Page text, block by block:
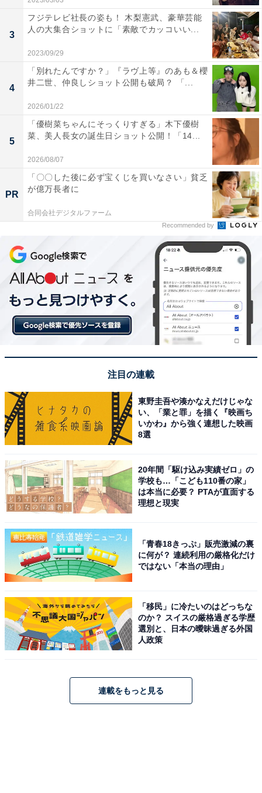
3
フジテレビ社長の姿も！ 木梨憲武、豪華芸能
人の大集合ショットに「素敵でカッコいい...
2023/09/29
4
「別れたんですか？」『ラヴ上等』のあも＆櫻
井二世、仲良しショット公開も破局？ 「...
2026/01/22
5
「優樹菜ちゃんにそっくりすぎる」木下優樹
菜、美人長女の誕生日ショット公開！「14...
2026/08/07
PR
「〇〇した後に必ず宝くじを買いなさい」貧乏
が億万長者に
合同会社デジタルファーム
Recommended by
注目の連載
東野圭吾や湊かなえだけじゃな
い、「業と罪」を描く『映画ち
いかわ』から強く連想した映画
8選
20年間「駆け込み実績ゼロ」の
学校も…「こども110番の家」
は本当に必要？ PTAが直面する
理想と現実
「青春18きっぷ」販売激減の裏
に何が？ 連続利用の厳格化だけ
ではない「本当の理由」
「移民」に冷たいのはどっちな
のか？ スイスの厳格過ぎる学歴
選別と、日本の曖昧過ぎる外国
人政策
連載をもっと見る